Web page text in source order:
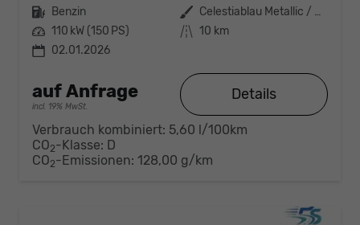
Kraftstoff Benzin Außenfarbe
Celestiablau Metallic / Dach Schwarz
Leistung 110 kW (150 PS) Kilometerstand 10 km
02.01.2026
auf Anfrage
incl. 19% MwSt.
Details
Verbrauch kombiniert: 5,60 l/100km
CO2-Klasse: D
CO2-Emissionen: 128,00 g/km